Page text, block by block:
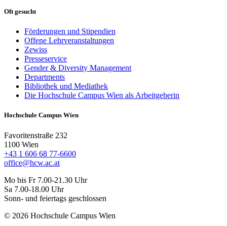
Oft gesucht
Förderungen und Stipendien
Offene Lehrveranstaltungen
Zewiss
Presseservice
Gender & Diversity Management
Departments
Bibliothek und Mediathek
Die Hochschule Campus Wien als Arbeitgeberin
Hochschule Campus Wien
Favoritenstraße 232
1100 Wien
+43 1 606 68 77-6600
office@hcw.ac.at
Mo bis Fr 7.00-21.30 Uhr
Sa 7.00-18.00 Uhr
Sonn- und feiertags geschlossen
© 2026 Hochschule Campus Wien